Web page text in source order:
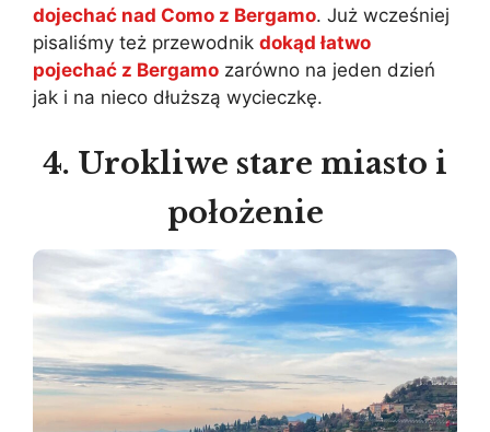
dojechać nad Como z Bergamo. Już wcześniej
pisaliśmy też przewodnik dokąd łatwo
pojechać z Bergamo zarówno na jeden dzień
jak i na nieco dłuższą wycieczkę.
4. Urokliwe stare miasto i
położenie